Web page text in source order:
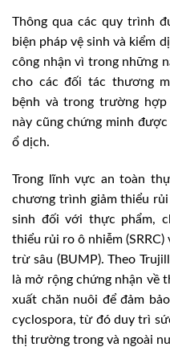
Thông qua các quy trình
biện pháp vệ sinh và kiểm
công nhận vì trong những
cho các đối tác thương
bệnh và trong trường
này cũng chứng minh
ổ dịch.
Trong lĩnh vực an toàn
chương trình giảm thiểu
sinh đối với thực phẩm,
thiểu rủi ro ô nhiễm
trừ sâu (BUMP). Theo
là mở rộng chứng nhận về
xuất chăn nuôi để đảm
cyclospora, từ đó duy trì
thị trường trong và ngoài